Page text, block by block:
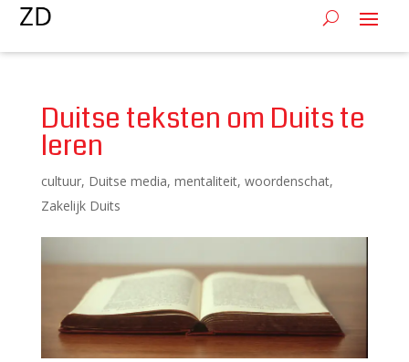
Duitse teksten om Duits te
leren
cultuur, Duitse media, mentaliteit, woordenschat,
Zakelijk Duits